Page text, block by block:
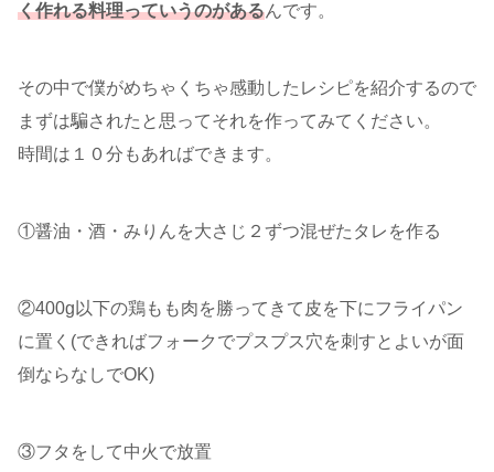
く作れる料理っていうのがあるんです。
その中で僕がめちゃくちゃ感動したレシピを紹介するので
まずは騙されたと思ってそれを作ってみてください。
時間は１０分もあればできます。
①醤油・酒・みりんを大さじ２ずつ混ぜたタレを作る
②400g以下の鶏もも肉を勝ってきて皮を下にフライパン
に置く(できればフォークでプスプス穴を刺すとよいが面
倒ならなしでOK)
③フタをして中火で放置